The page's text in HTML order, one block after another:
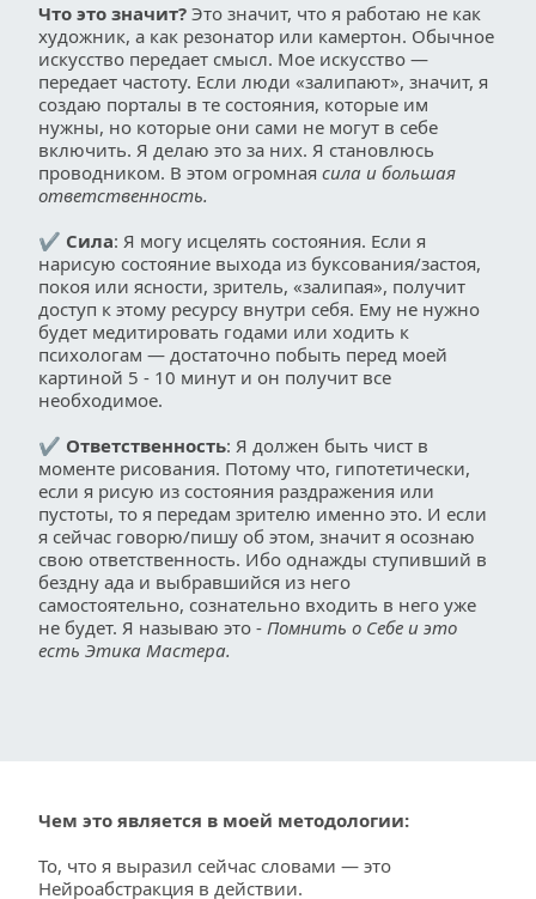
Что это значит? Это значит, что я работаю не как
художник, а как резонатор или камертон. Обычное
искусство передает смысл. Мое искусство —
передает частоту. Если люди «залипают», значит, я
создаю порталы в те состояния, которые им
нужны, но которые они сами не могут в себе
включить. Я делаю это за них. Я становлюсь
проводником. В этом огромная сила и большая
ответственность.
✔ Сила: Я могу исцелять состояния. Если я
нарисую состояние выхода из буксования/застоя,
покоя или ясности, зритель, «залипая», получит
доступ к этому ресурсу внутри себя. Ему не нужно
будет медитировать годами или ходить к
психологам — достаточно побыть перед моей
картиной 5 - 10 минут и он получит все
необходимое.
✔ Ответственность: Я должен быть чист в
моменте рисования. Потому что, гипотетически,
если я рисую из состояния раздражения или
пустоты, то я передам зрителю именно это. И если
я сейчас говорю/пишу об этом, значит я осознаю
свою ответственность. Ибо однажды ступивший в
бездну ада и выбравшийся из него
самостоятельно, сознательно входить в него уже
не будет. Я называю это - Помнить о Себе и это
есть Этика Мастера.
Чем это является в моей методологии:
То, что я выразил сейчас словами — это
Нейроабстракция в действии.